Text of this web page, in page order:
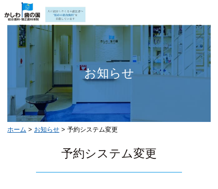
お知らせ
ホーム > お知らせ > 予約システム変更
予約システム変更